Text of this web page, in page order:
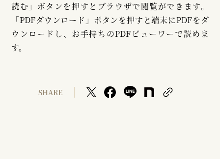
読む」ボタンを押すとブラウザで閲覧ができます。
「PDFダウンロード」ボタンを押すと端末にPDFをダ
ウンロードし、お手持ちのPDFビューワーで読めま
す。
SHARE